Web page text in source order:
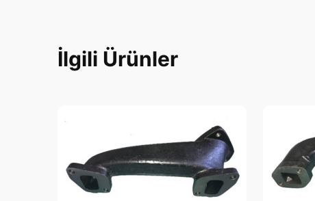
İlgili Ürünler